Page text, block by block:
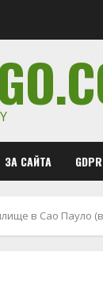
ЗА САЙТА GDPR
в Сао Пауло